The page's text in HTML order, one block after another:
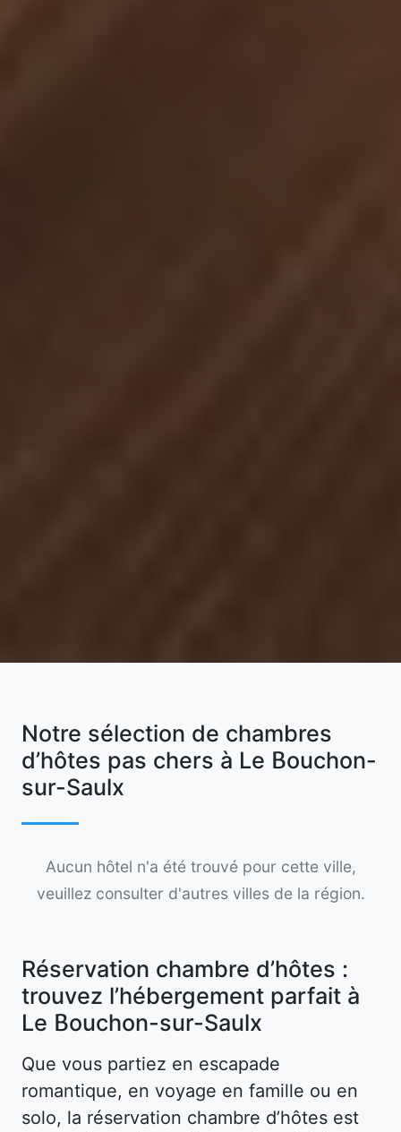
Notre sélection de chambres
d’hôtes pas chers à Le Bouchon-
sur-Saulx
Aucun hôtel n'a été trouvé pour cette ville,
veuillez consulter d'autres villes de la région.
Réservation chambre d’hôtes :
trouvez l’hébergement parfait à
Le Bouchon-sur-Saulx
Que vous partiez en escapade
romantique, en voyage en famille ou en
solo, la réservation chambre d’hôtes est